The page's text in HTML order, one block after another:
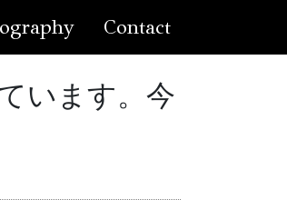
Contact
います。今